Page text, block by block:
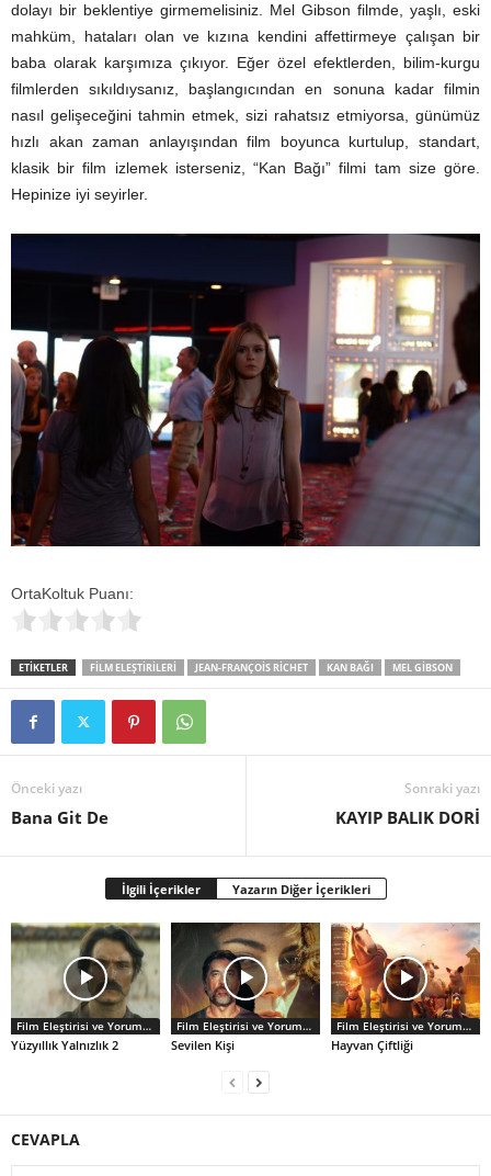
dolayı bir beklentiye girmemelisiniz. Mel Gibson filmde, yaşlı, eski
mahküm, hataları olan ve kızına kendini affettirmeye çalışan bir
baba olarak karşımıza çıkıyor. Eğer özel efektlerden, bilim-kurgu
filmlerden sıkıldıysanız, başlangıcından en sonuna kadar filmin
nasıl gelişeceğini tahmin etmek, sizi rahatsız etmiyorsa, günümüz
hızlı akan zaman anlayışından film boyunca kurtulup, standart,
klasik bir film izlemek isterseniz, “Kan Bağı” filmi tam size göre.
Hepinize iyi seyirler.
OrtaKoltuk Puanı:
ETİKETLER FILM ELEŞTIRILERI JEAN-FRANÇOIS RICHET KAN BAĞI MEL GIBSON
Önceki yazı
Bana Git De
Sonraki yazı
KAYIP BALIK DORİ
İlgili İçerikler Yazarın Diğer İçerikleri
Film Eleştirisi ve Yorumlar
Yüzyıllık Yalnızlık 2
Film Eleştirisi ve Yorumlar
Sevilen Kişi
Film Eleştirisi ve Yorumlar
Hayvan Çiftliği
CEVAPLA